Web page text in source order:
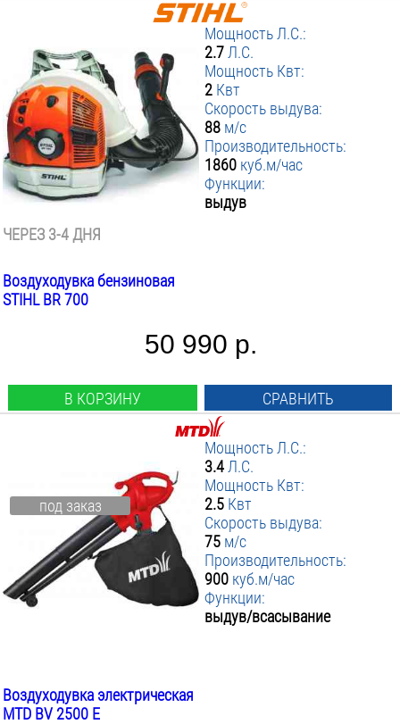
Мощность Л.С.:
2.7 Л.С.
Мощность Квт:
2 Квт
Скорость выдува:
88 м/с
Производительность:
1860 куб.м/час
Функции:
выдув
ЧЕРЕЗ 3-4 ДНЯ
Воздуходувка бензиновая
STIHL BR 700
50 990 р.
В КОРЗИНУ СРАВНИТЬ
под заказ
Мощность Л.С.:
3.4 Л.С.
Мощность Квт:
2.5 Квт
Скорость выдува:
75 м/с
Производительность:
900 куб.м/час
Функции:
выдув/всасывание
Воздуходувка электрическая
MTD BV 2500 E